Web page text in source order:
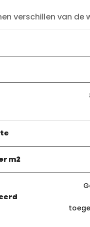
verschillen van de
m2